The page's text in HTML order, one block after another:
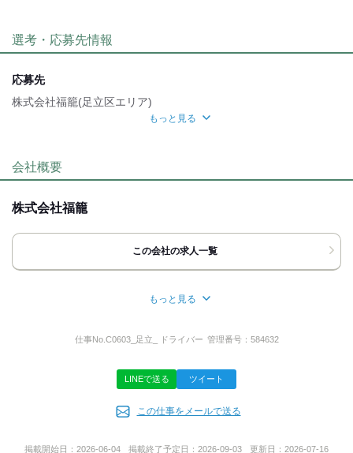
■新年ボーナスあり
※前年度実績による
(3か月～OK)
職場環境
髪自由
応募時のメリット
選考・応募先情報
応募先
株式会社福籠(足立区エリア)
最後までお読みいただき
ありがとうございます！
お電話、または応募ボタン(WEB応募)より
ご応募ください。
■お電話の場合
「バイトルを見た」と言っていただけると
スムーズにご案内できます。
■応募ボタン ‐24時間受付中‐
携帯電話など、
ご質問などのお問い合わせも大歓迎です！
ご応募お待ちしております。
もっと見る
会社概要
株式会社福籠
この会社の求人一覧
千葉県市川市南行徳１丁目１４‐１５
もっと見る
仕事No. C0603_足立_ ドライバー 管理番号： 584632
LINEで送る ツイート
この仕事をメールで送る
掲載開始日： 2026-06-04 掲載終了予定日： 2026-09-03 更新日： 2026-07-16